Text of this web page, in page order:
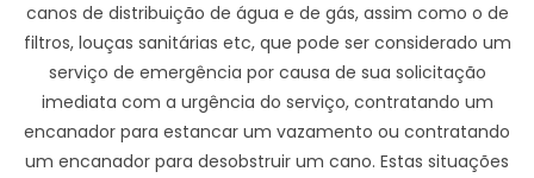
canos de distribuição de água e de gás, assim como o de
filtros, louças sanitárias etc, que pode ser considerado um
serviço de emergência por causa de sua solicitação
imediata com a urgência do serviço, contratando um
encanador para estancar um vazamento ou contratando
um encanador para desobstruir um cano. Estas situações